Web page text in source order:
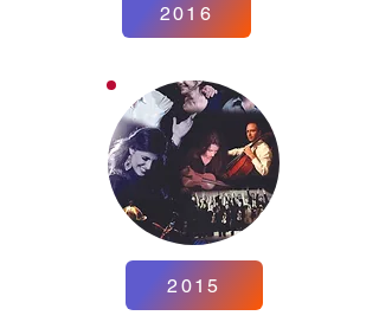
2016
2015